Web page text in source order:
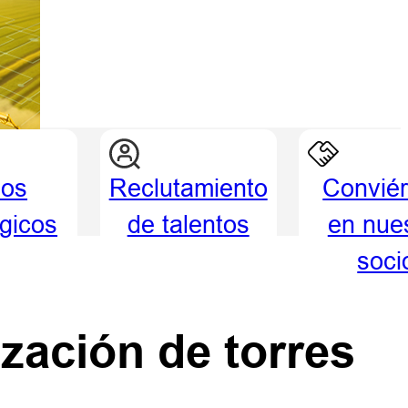
Reclutamiento
de talentos
en
de torres